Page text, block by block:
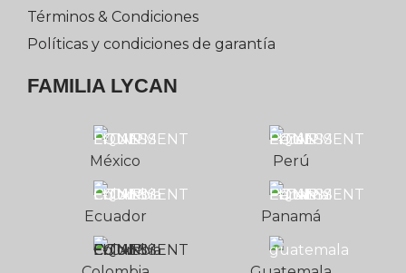
Términos & Condiciones
Políticas y condiciones de garantía
FAMILIA LYCAN
México
Ecuador
Perú
Panamá